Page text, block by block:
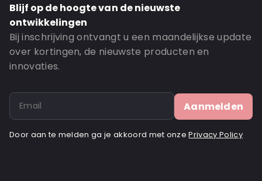
Blijf op de hoogte van de nieuwste
ontwikkelingen
Bij inschrijving ontvangt u een maandelijkse update
over kortingen, de nieuwste producten en
innovaties.
Aanmelden
Door aan te melden ga je akkoord met onzePrivacy Policy